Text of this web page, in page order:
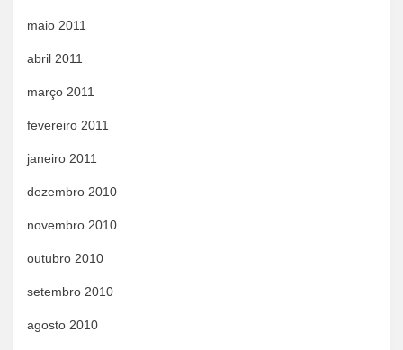
maio 2011
abril 2011
março 2011
fevereiro 2011
janeiro 2011
dezembro 2010
novembro 2010
outubro 2010
setembro 2010
agosto 2010